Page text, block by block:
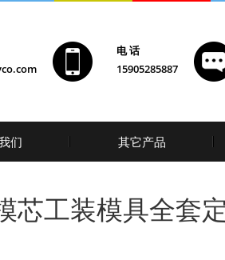
电 话
15905285887
们 其它产品
芯工装模具全套